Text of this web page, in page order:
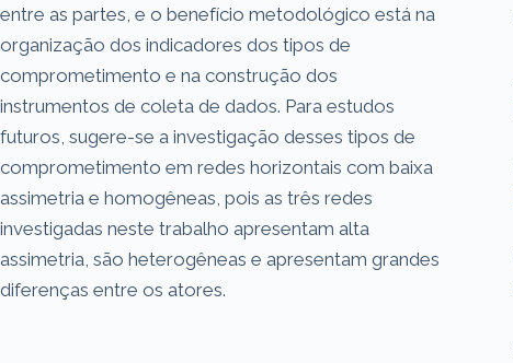
entre as partes, e o benefício metodológico está na
organização dos indicadores dos tipos de
comprometimento e na construção dos
instrumentos de coleta de dados. Para estudos
futuros, sugere-se a investigação desses tipos de
comprometimento em redes horizontais com baixa
assimetria e homogêneas, pois as três redes
investigadas neste trabalho apresentam alta
assimetria, são heterogêneas e apresentam grandes
diferenças entre os atores.